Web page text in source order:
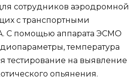
сотрудников аэродромной
с транспортными
С помощью аппарата ЭСМО
температура
тестирование на выявление
опьянения.